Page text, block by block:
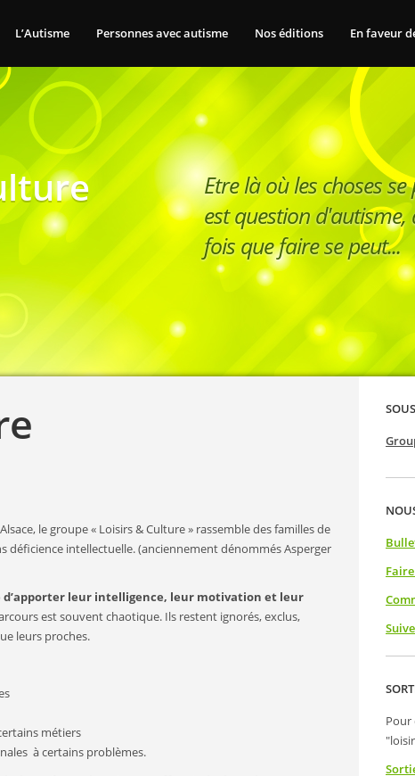
L’Autisme Personnes avec autisme Nos éditions En faveur
Etre là où les choses
est question d'autisme,
fois que faire se peut...
le groupe « Loisirs & Culture » rassemble des familles de
déficience intellectuelle. (anciennement dénommés Asperger
d’apporter leur intelligence, leur motivation et leur
est souvent chaotique. Ils restent ignorés, exclus,
leurs proches.
métiers
à certains problèmes.
Pour